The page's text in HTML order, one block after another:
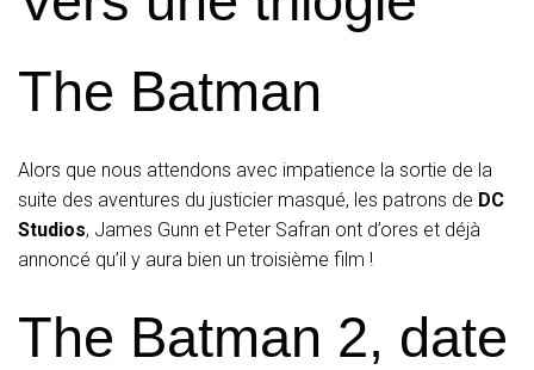
The Batman
Alors que nous attendons avec impatience la sortie de la
suite des aventures du justicier masqué, les patrons de DC
Studios, James Gunn et Peter Safran ont d’ores et déjà
annoncé qu’il y aura bien un troisième film !
The Batman 2, date